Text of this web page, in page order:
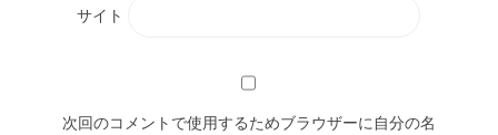
サイト
次回のコメントで使用するためブラウザーに自分の名